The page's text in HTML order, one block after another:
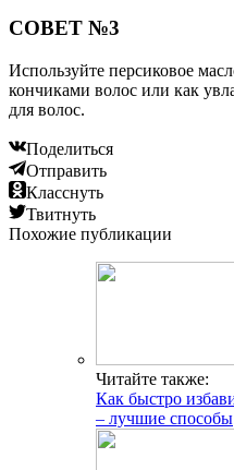
СОВЕТ №3
Используйте персиковое
кончиками волос или как
для волос.
Поделиться
Отправить
Класснуть
Твитнуть
Похожие публикации
Читайте также:
Как быстро
– лучшие способы